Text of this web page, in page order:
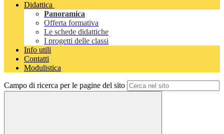
Didattica
Panoramica
Offerta formativa
Le schede didattiche
I progetti delle classi
Info utili
Contatti
Modulistica
Campo di ricerca per le pagine del sito